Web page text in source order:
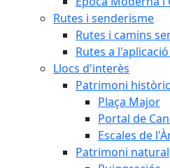
Rutes i senderisme
Rutes i camins
Rutes a
Llocs d'interès
Patrimoni històric
Plaça Major
Portal de
Escales de
Patrimoni natural